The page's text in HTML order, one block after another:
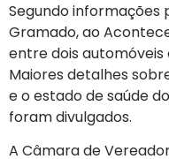
Segundo informações
Gramado, ao
entre dois automóveis
Maiores detalhes
e o estado de saúde
foram divulgados.
A Câmara de